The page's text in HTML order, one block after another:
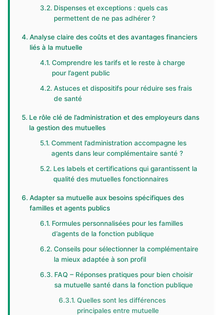
Dispenses et exceptions : quels cas
permettent de ne pas adhérer ?
Analyse claire des coûts et des avantages financiers
liés à la mutuelle
Comprendre les tarifs et le reste à charge
pour l’agent public
Astuces et dispositifs pour réduire ses frais
de santé
Le rôle clé de l’administration et des employeurs dans
la gestion des mutuelles
Comment l’administration accompagne les
agents dans leur complémentaire santé ?
Les labels et certifications qui garantissent la
qualité des mutuelles fonctionnaires
Adapter sa mutuelle aux besoins spécifiques des
familles et agents publics
Formules personnalisées pour les familles
d’agents de la fonction publique
Conseils pour sélectionner la complémentaire
la mieux adaptée à son profil
FAQ – Réponses pratiques pour bien choisir
sa mutuelle santé dans la fonction publique
Quelles sont les différences
principales entre mutuelle